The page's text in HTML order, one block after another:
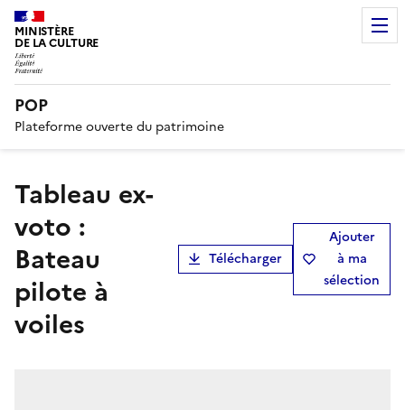
MINISTÈRE
DE LA CULTURE
POP
Plateforme ouverte du patrimoine
tableau ex-
voto :
Bateau
pilote à
voiles
Télécharger
Ajouter
à ma
sélection